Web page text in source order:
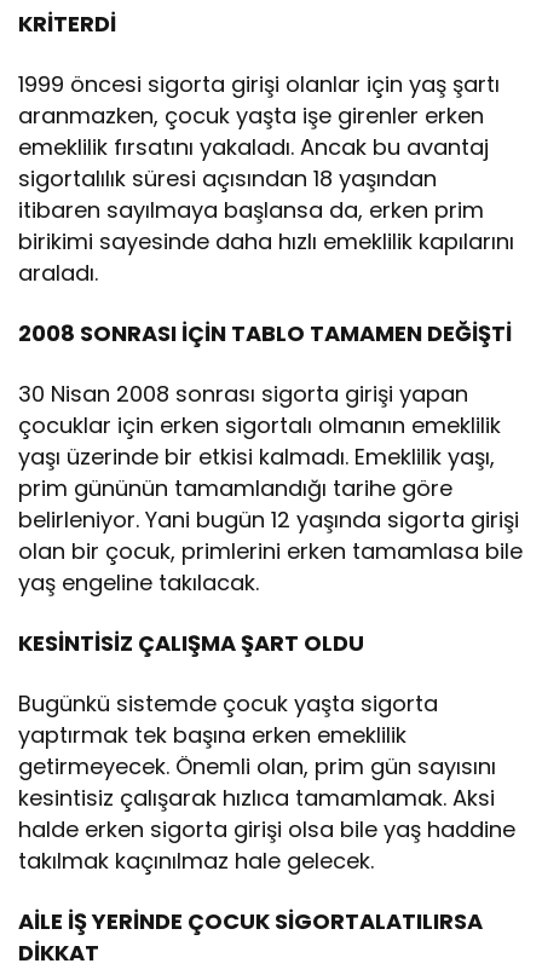
KRİTERDİ
1999 öncesi sigorta girişi olanlar için yaş şartı
aranmazken, çocuk yaşta işe girenler erken
emeklilik fırsatını yakaladı. Ancak bu avantaj
sigortalılık süresi açısından 18 yaşından
itibaren sayılmaya başlansa da, erken prim
birikimi sayesinde daha hızlı emeklilik kapılarını
araladı.
2008 SONRASI İÇİN TABLO TAMAMEN DEĞİŞTİ
30 Nisan 2008 sonrası sigorta girişi yapan
çocuklar için erken sigortalı olmanın emeklilik
yaşı üzerinde bir etkisi kalmadı. Emeklilik yaşı,
prim gününün tamamlandığı tarihe göre
belirleniyor. Yani bugün 12 yaşında sigorta girişi
olan bir çocuk, primlerini erken tamamlasa bile
yaş engeline takılacak.
KESİNTİSİZ ÇALIŞMA ŞART OLDU
Bugünkü sistemde çocuk yaşta sigorta
yaptırmak tek başına erken emeklilik
getirmeyecek. Önemli olan, prim gün sayısını
kesintisiz çalışarak hızlıca tamamlamak. Aksi
halde erken sigorta girişi olsa bile yaş haddine
takılmak kaçınılmaz hale gelecek.
AİLE İŞ YERİNDE ÇOCUK SİGORTALATILIRSA
DİKKAT